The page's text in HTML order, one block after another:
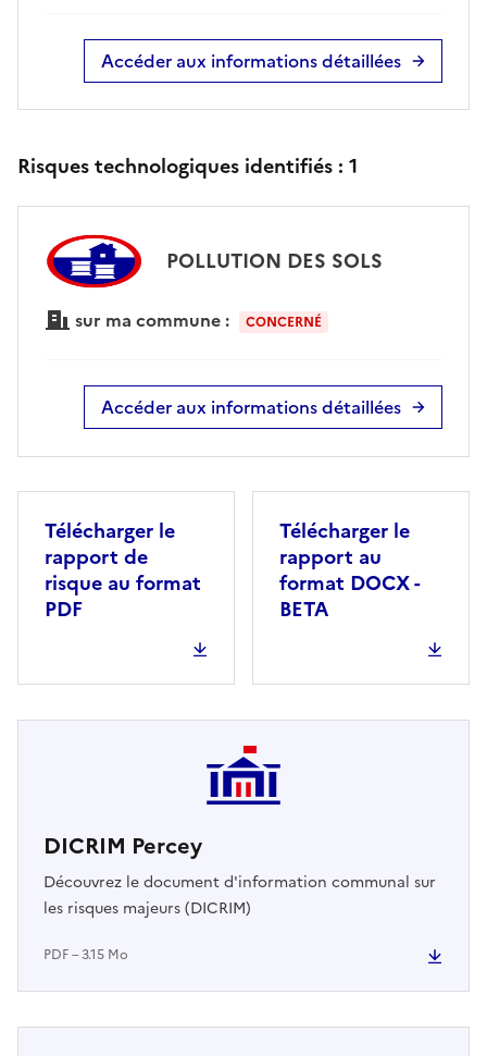
Accéder aux informations détaillées
Risques technologiques identifiés : 1
POLLUTION DES SOLS
sur ma commune : CONCERNÉ
Accéder aux informations détaillées
Télécharger le
rapport de
risque au format
PDF
Télécharger le
rapport au
format DOCX -
BETA
DICRIM Percey
PDF – 3.15 Mo
Découvrez le document d'information communal sur
les risques majeurs (DICRIM)